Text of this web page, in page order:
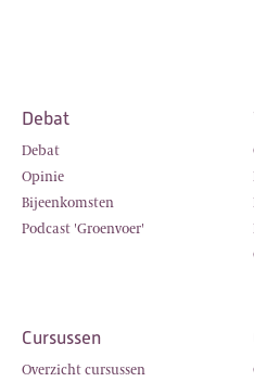
Debat
Debat
Opinie
Bijeenkomsten
Podcast 'Groenvoer'
Cursussen
Overzicht cursussen